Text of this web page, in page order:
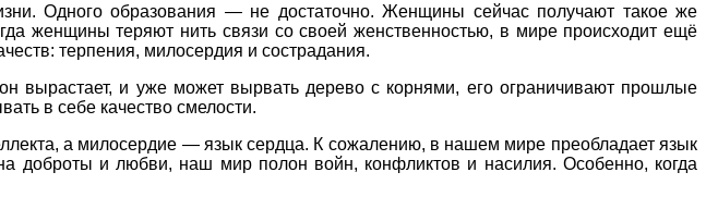
Одного образования — не достаточно. Женщины сейчас получают такое же
женщины теряют нить связи со своей женственностью, в мире происходит ещё
терпения, милосердия и сострадания.
вырастает, и уже может вырвать дерево с корнями, его ограничивают прошлые
в себе качество смелости.
а милосердие — язык сердца. К сожалению, в нашем мире преобладает язык
доброты и любви, наш мир полон войн, конфликтов и насилия. Особенно, когда